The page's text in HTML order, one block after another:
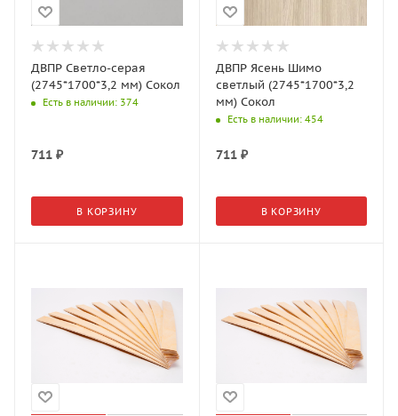
ДВПР Светло-серая
(2745*1700*3,2 мм) Сокол
Есть в наличии: 374
711 ₽
В КОРЗИНУ
ДВПР Ясень Шимо
светлый (2745*1700*3,2
мм) Сокол
Есть в наличии: 454
711₽
В КОРЗИНУ